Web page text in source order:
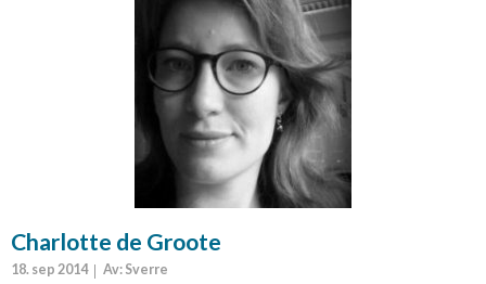
Charlotte de Groote
18. sep 2014 Av: Sverre